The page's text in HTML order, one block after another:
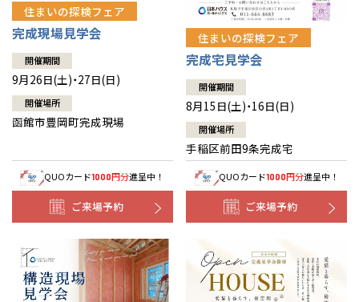
住まいの探検フェア
完成現場見学会
開催期間
9月26日(土)・27日(日)
開催場所
函館市豊岡町完成現場
QUOカード1000円分進呈中！
ご来場予約
住まいの探検フェア
完成宅見学会
開催期間
8月15日(土)・16日(日)
開催場所
手稲区前田9条完成宅
QUOカード1000円分進呈中！
ご来場予約